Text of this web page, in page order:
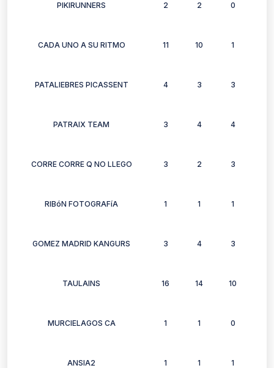
PIKIRUNNERS 2 2 0
CADA UNO A SU RITMO 11 10 1
PATALIEBRES PICASSENT 4 3 3
PATRAIX TEAM 3 4 4
CORRE CORRE Q NO LLEGO 3 2 3
RIBóN FOTOGRAFíA 1 1 1
GOMEZ MADRID KANGURS 3 4 3
TAULAINS 16 14 10
MURCIELAGOS CA 1 1 0
ANSIA2 1 1 1